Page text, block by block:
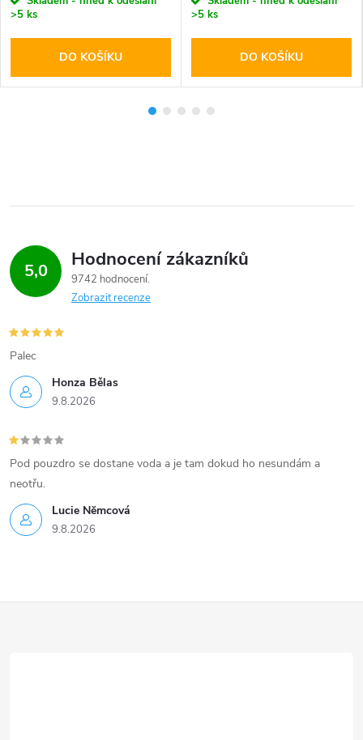
>5 ks
DO KOŠÍKU
>5 ks
DO KOŠÍKU
5,0 Hodnocení zákazníků
9742 hodnocení
Zobrazit recenze
Honza Bělas
9.8.2026
Palec
Lucie Nĕmcová
9.8.2026
Pod pouzdro se dostane voda a je tam dokud ho nesundám a
neotřu.